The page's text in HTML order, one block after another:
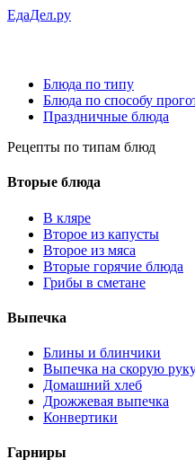
ЕдаДел.ру
Блюда по типу
Блюда по способу
Праздничные блюда
Рецепты по типам блюд
Вторые блюда
В кляре
Второе из капусты
Второе из мяса
Вторые горячие блюда
Грибы в сметане
Выпечка
Блины и блинчики
Выпечка на скорую
Домашний хлеб
Дрожжевая выпечка
Конвертики
Гарниры